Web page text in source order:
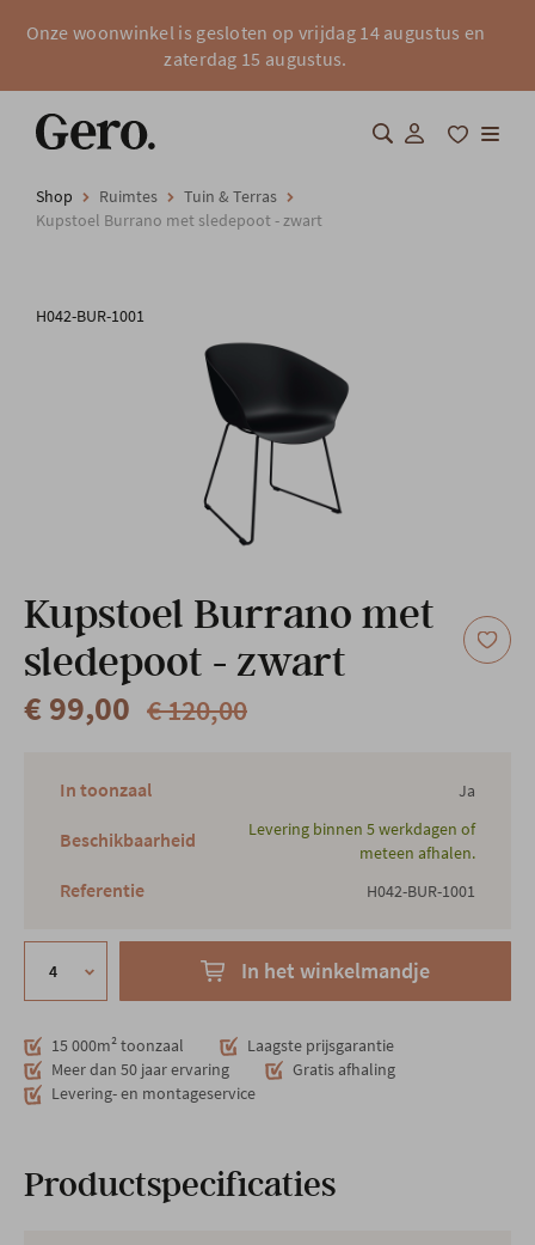
Onze woonwinkel is gesloten op vrijdag 14 augustus en
zaterdag 15 augustus.
Shop
Shop Ruimtes
Tuin & Terras
Kupstoel Burrano met sledepoot - zwart
H042-BUR-1001
Kupstoel Burrano met
sledepoot - zwart
€ 99,00 € 120,00
In toonzaal Ja
Beschikbaarheid
Levering binnen 5 werkdagen of
meteen afhalen.
Referentie H042-BUR-1001
In het winkelmandje
15 000m² toonzaal
Laagste prijsgarantie
Meer dan 50 jaar ervaring
Gratis afhaling
Levering- en montageservice
Productspecificaties